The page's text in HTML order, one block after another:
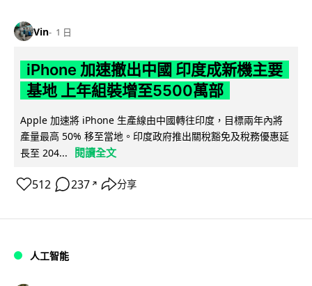
Vin 1 日
iPhone 加速撤出中國 印度成新機主要
基地 上年組裝增至5500萬部
Apple 加速將 iPhone 生產線由中國轉往印度，目標兩年內將
產量最高 50% 移至當地。印度政府推出關稅豁免及稅務優惠延
長至 204...
閱讀全文
512 237 ↗ 分享
人工智能